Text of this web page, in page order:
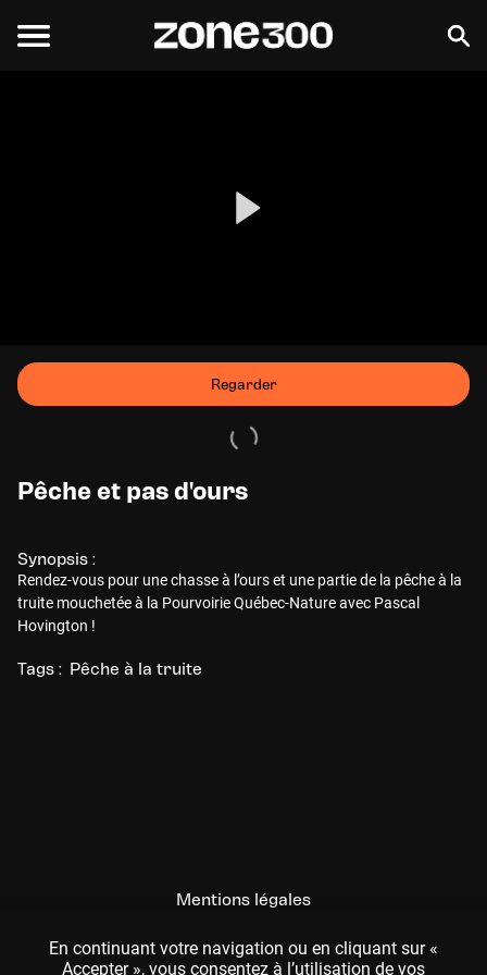
Regarder
Pêche et pas d'ours
Synopsis :
Rendez-vous pour une chasse à l’ours et une partie de la pêche à la
truite mouchetée à la Pourvoirie Québec-Nature avec Pascal
Hovington !
Tags : Pêche à la truite
Mentions légales
CGU
En continuant votre navigation ou en cliquant sur «
Accepter », vous consentez à l’utilisation de vos